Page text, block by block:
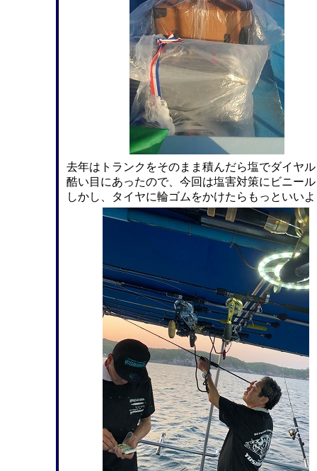
去年はトランクをそのまま積んだら塩でダイヤ
酷い目にあったので、今回は塩害対策にビニー
しかし、タイヤに輪ゴムをかけたらもっといい